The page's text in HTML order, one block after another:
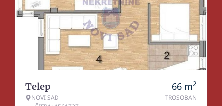
Telep
NOVI SAD
66 m2
TROSOBAN